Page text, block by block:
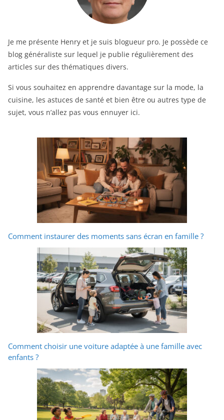
Je me présente Henry et je suis blogueur pro. Je possède ce
blog généraliste sur lequel je publie régulièrement des
articles sur des thématiques divers.
Si vous souhaitez en apprendre davantage sur la mode, la
cuisine, les astuces de santé et bien être ou autres type de
sujet, vous n’allez pas vous ennuyer ici.
Comment instaurer des moments sans écran en famille ?
Comment choisir une voiture adaptée à une famille avec
enfants ?